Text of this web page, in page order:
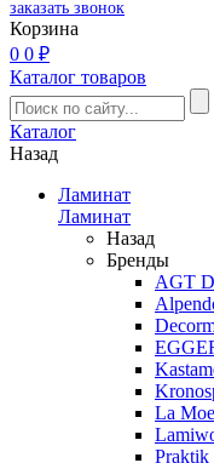
заказать звонок
Корзина
0 0 ₽
Каталог товаров
Каталог
Назад
Ламинат
Ламинат
Назад
Бренды
AGT
La
Praktik